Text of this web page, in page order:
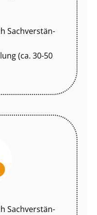
Sach­ver­stän­
(ca. 30-50
Sach­ver­stän­